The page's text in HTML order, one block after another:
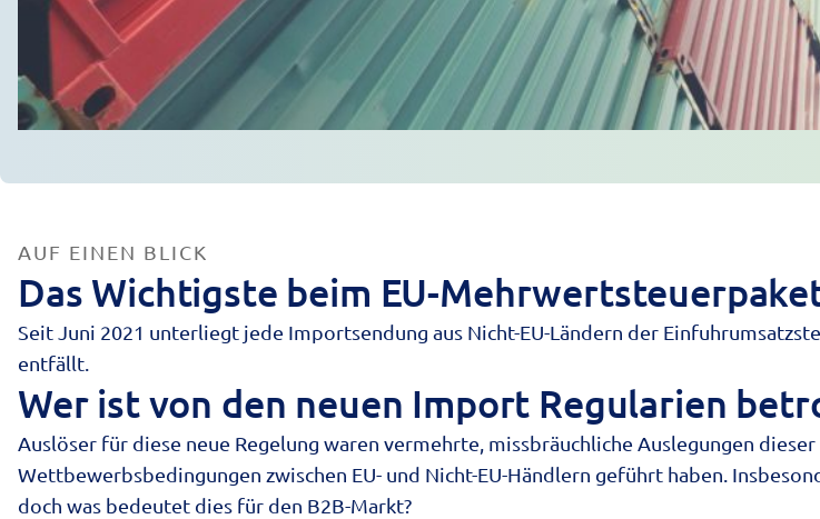
AUF EINEN BLICK
Das Wichtigste beim EU-
Seit Juni 2021 unterliegt jede Importsendung aus Nicht-EU-Ländern der
entfällt.
Wer ist von den neuen Import Regularien
Auslöser für diese neue Regelung waren vermehrte, missbräuchliche Auslegungen
Wettbewerbsbedingungen zwischen EU- und Nicht-EU-Händlern geführt haben.
doch was bedeutet dies für den B2B-Markt?